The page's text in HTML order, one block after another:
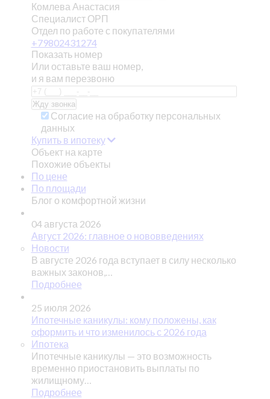
Комлева Анастасия
Специалист ОРП
Отдел по работе с покупателями
+79802431274
Показать номер
Или оставьте ваш номер,
и я вам перезвоню
Согласие на обработку персональных
данных
Купить в ипотеку
Объект на карте
Похожие объекты
По цене
По площади
Блог о комфортной жизни
04 августа 2026
Август 2026: главное о нововведениях
Новости
В августе 2026 года вступает в силу несколько
важных законов,…
Подробнее
25 июля 2026
Ипотечные каникулы: кому положены, как
оформить и что изменилось с 2026 года
Ипотека
Ипотечные каникулы — это возможность
временно приостановить выплаты по
жилищному…
Подробнее